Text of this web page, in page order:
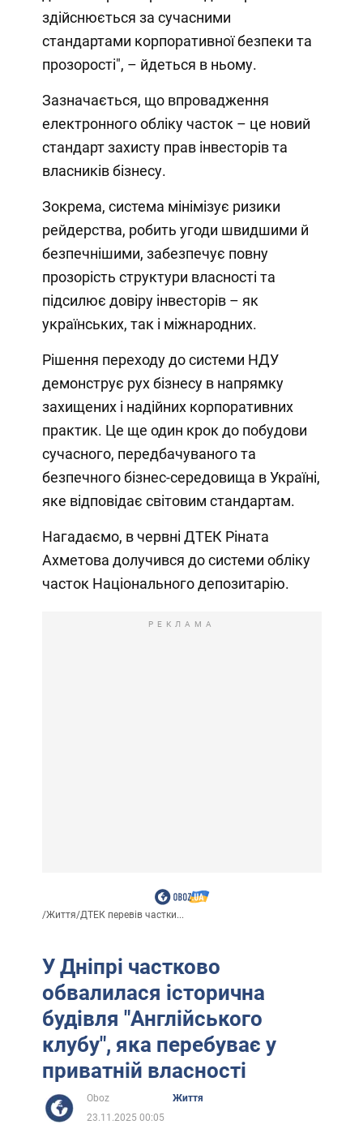
здійснюється за сучасними
стандартами корпоративної безпеки та
прозорості", – йдеться в ньому.
Зазначається, що впровадження
електронного обліку часток – це новий
стандарт захисту прав інвесторів та
власників бізнесу.
Зокрема, система мінімізує ризики
рейдерства, робить угоди швидшими й
безпечнішими, забезпечує повну
прозорість структури власності та
підсилює довіру інвесторів – як
українських, так і міжнародних.
Рішення переходу до системи НДУ
демонструє рух бізнесу в напрямку
захищених і надійних корпоративних
практик. Це ще один крок до побудови
сучасного, передбачуваного та
безпечного бізнес-середовища в Україні,
яке відповідає світовим стандартам.
Нагадаємо, в червні ДТЕК Ріната
Ахметова долучився до системи обліку
часток Національного депозитарію.
РЕКЛАМА
/Життя/ДТЕК перевів частки...
У Дніпрі частково
обвалилася історична
будівля "Англійського
клубу", яка перебуває у
приватній власності
Oboz
Життя
23.11.2025 00:05